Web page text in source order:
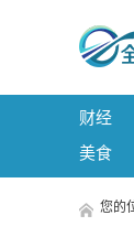
财经
美食
您的